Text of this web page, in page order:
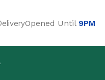
Opened Until 9PM